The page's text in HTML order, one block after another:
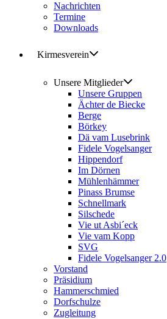
Nachrichten
Termine
Downloads
Kirmesverein
Unsere Mitglieder
Unsere Gruppen
Ächter de Biecke
Berge
Börkey
Dä vam Lusebrink
Fidele Vogelsanger
Hippendorf
Im Dörnen
Mühlenhämmer
Pinass Brumse
Schnellmark
Silschede
Vie ut Asbi´eck
Vie vam Kopp
SVG
Fidele Vogelsanger 2.0
Vorstand
Präsidium
Hammerschmied
Dorfschulze
Zugleitung